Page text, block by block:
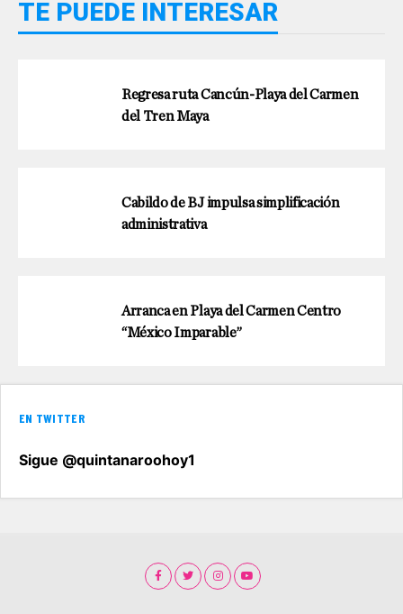
TE PUEDE INTERESAR
Regresa ruta Cancún-Playa del Carmen
del Tren Maya
Cabildo de BJ impulsa simplificación
administrativa
Arranca en Playa del Carmen Centro
“México Imparable”
EN TWITTER
Sigue @quintanaroohoy1